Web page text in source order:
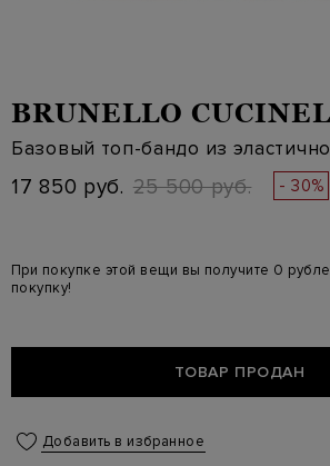
BRUNELLO
Базовый топ-бандо из
17 850 руб. 25 500 руб. - 30%
При покупке этой вещи вы получите 0
покупку!
ТОВАР ПРОДАН
Добавить в избранное